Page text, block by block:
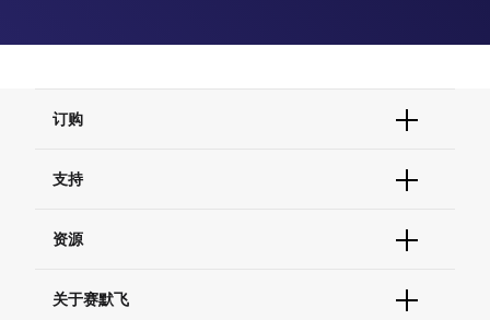
订购
订单支持
现货供应中心
支持
联系我们 - 400 820 8982
查找文件&证书
资源
促销关于赛默飞